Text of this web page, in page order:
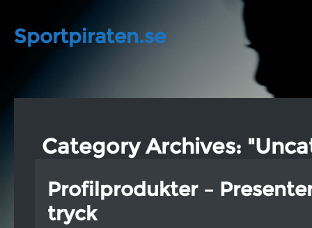
Sportpiraten.se
Category Archives:
Profilprodukter –
tryck